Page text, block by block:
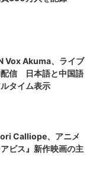
Vox Akuma、ライブ
配信 日本語と中国語
タイム表示
Calliope、アニメ
アビス』新作映画の主